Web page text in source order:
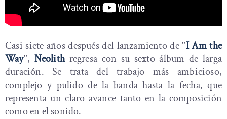
Casi siete años después del lanzamiento de "I Am the
Way", Neolithregresa con su sexto álbum de larga
duración. Se trata del trabajo más ambicioso,
complejo y pulido de la banda hasta la fecha, que
representa un claro avance tanto en la composición
como en el sonido.